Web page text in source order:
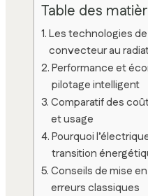
Table des
Les technologies
convecteur au
Performance et
pilotage intelligent
Comparatif des
et usage
Pourquoi
transition
Conseils de mise
erreurs classiques